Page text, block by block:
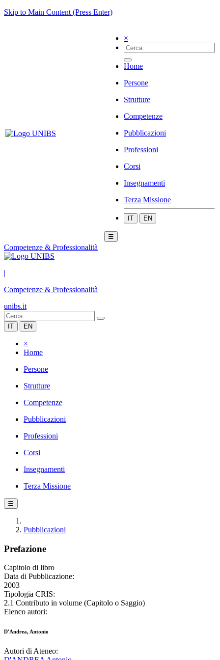
Skip to Main Content (Press Enter)
×
Home
Persone
Strutture
Competenze
Pubblicazioni
Professioni
Corsi
Insegnamenti
Terza Missione
IT EN
☰
Competenze & Professionalità
|
Competenze & Professionalità
unibs.it
IT EN
×
Home
Persone
Strutture
Competenze
Pubblicazioni
Professioni
Corsi
Insegnamenti
Terza Missione
☰
Pubblicazioni
Prefazione
Capitolo di libro
Data di Pubblicazione:
2003
Tipologia CRIS:
2.1 Contributo in volume (Capitolo o Saggio)
Elenco autori:
D'Andrea, Antonio
Autori di Ateneo: